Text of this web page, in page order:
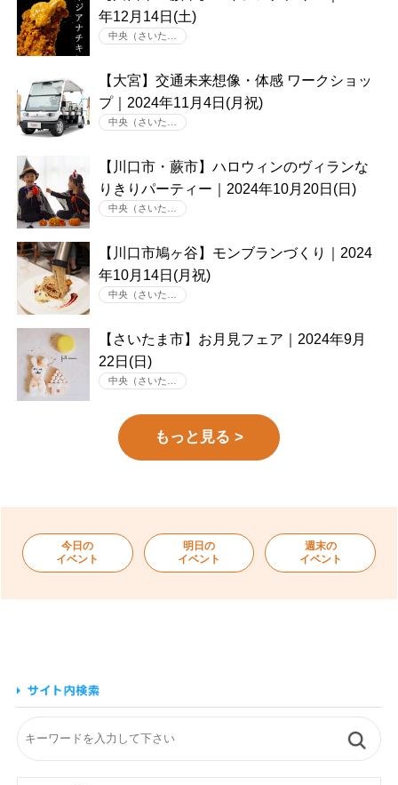
年12月14日(土)
中央（さいた…
【大宮】交通未来想像・体感 ワークショッ
プ｜2024年11月4日(月祝)
中央（さいた…
【川口市・蕨市】ハロウィンのヴィランな
りきりパーティー｜2024年10月20日(日)
中央（さいた…
【川口市鳩ヶ谷】モンブランづくり｜2024
年10月14日(月祝)
中央（さいた…
【さいたま市】お月見フェア｜2024年9月
22日(日)
中央（さいた…
もっと見る >
今日の
イベント
明日の
イベント
週末の
イベント